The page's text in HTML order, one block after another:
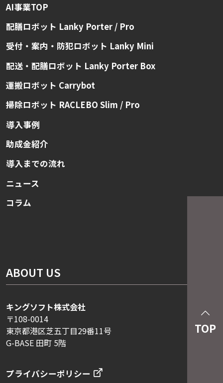
TOP
AI事業TOP
配膳ロボット Lanky Porter / Pro
受付・案内・防犯ロボット Lanky Mini
配送・配膳ロボット Lanky Porter Box
運搬ロボット Carrybot
掃除ロボット RACLEBO Slim / Pro
導入事例
助成金紹介
導入までの流れ
ニュース
コラム
ABOUT US
キングソフト株式会社
〒108-0014
東京都港区芝五丁目29番11号
G-BASE 田町 5階
プライバシーポリシー